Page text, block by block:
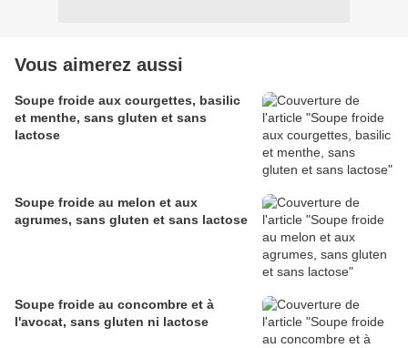
Vous aimerez aussi
Soupe froide aux courgettes, basilic
et menthe, sans gluten et sans
lactose
Soupe froide au melon et aux
agrumes, sans gluten et sans lactose
Soupe froide au concombre et à
l'avocat, sans gluten ni lactose